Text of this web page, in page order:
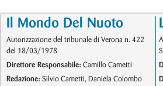
Il Mondo Del Nuoto
Autorizzazione del tribunale di Verona n. 422
del 18/03/1978
Direttore Responsabile: Camillo Cametti
Redazione: Silvio Cametti, Daniela Colombo